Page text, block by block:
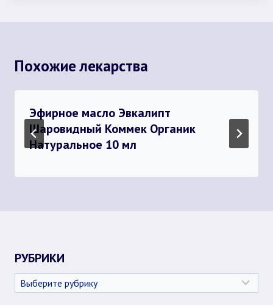
Похожие лекарства
Эфирное масло Эвкалипт
Шаровидный Коммек Органик
Натуральное 10 мл
РУБРИКИ
Рубрики